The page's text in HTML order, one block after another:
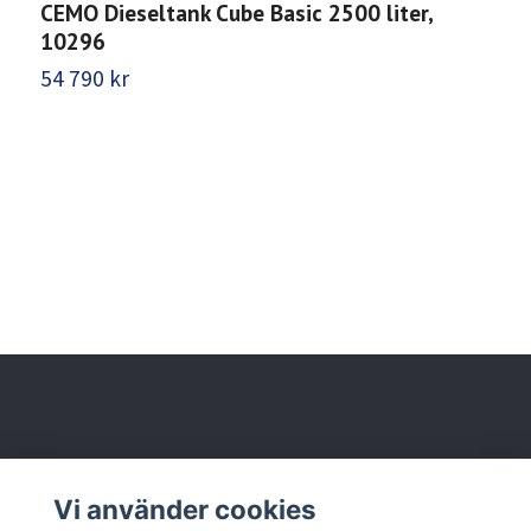
CEMO Dieseltank Cube Basic 2500 liter,
10296
54 790 kr
Vi använder cookies